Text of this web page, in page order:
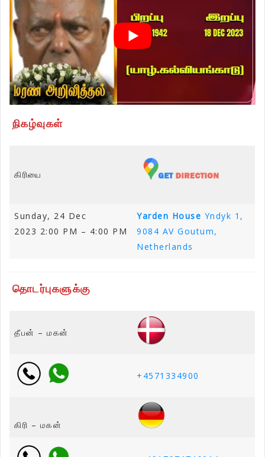
நிகழ்வுகள்
கிரியை
Sunday, 24 Dec
2023 2:00 PM – 4:00 PM
Yarden House Yndyk 1,
9084 AV Goutum,
Netherlands
தொடர்புகளுக்கு
தீபன் – மகன்
+4571334900
கிரி – மகன்